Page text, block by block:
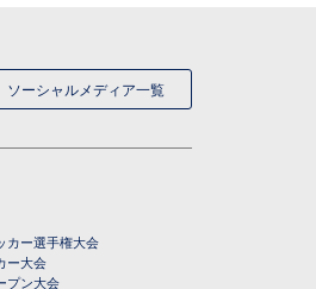
ソーシャルメディア一覧
カー選手権大会
ー大会
プン大会